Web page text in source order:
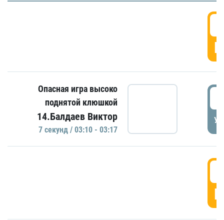
Опасная игра высоко
поднятой клюшкой
14.Балдаев Виктор
7 секунд / 03:10 - 03:17